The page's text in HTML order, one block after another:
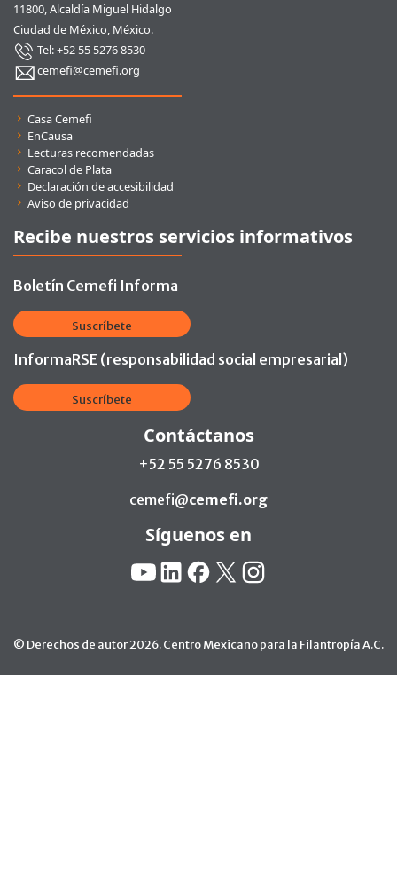
11800, Alcaldía Miguel Hidalgo
Ciudad de México, México.
Tel: +52 55 5276 8530
cemefi@cemefi.org
Casa Cemefi
EnCausa
Lecturas recomendadas
Caracol de Plata
Declaración de accesibilidad
Aviso de privacidad
Recibe nuestros servicios informativos
Boletín Cemefi Informa
Suscríbete
InformaRSE (responsabilidad social empresarial)
Suscríbete
Contáctanos
+52 55 5276 8530
cemefi@cemefi.org
Síguenos en
YouTube
LinkedinFacebook
X Instagram
© Derechos de autor 2026. Centro Mexicano para la Filantropía A.C.